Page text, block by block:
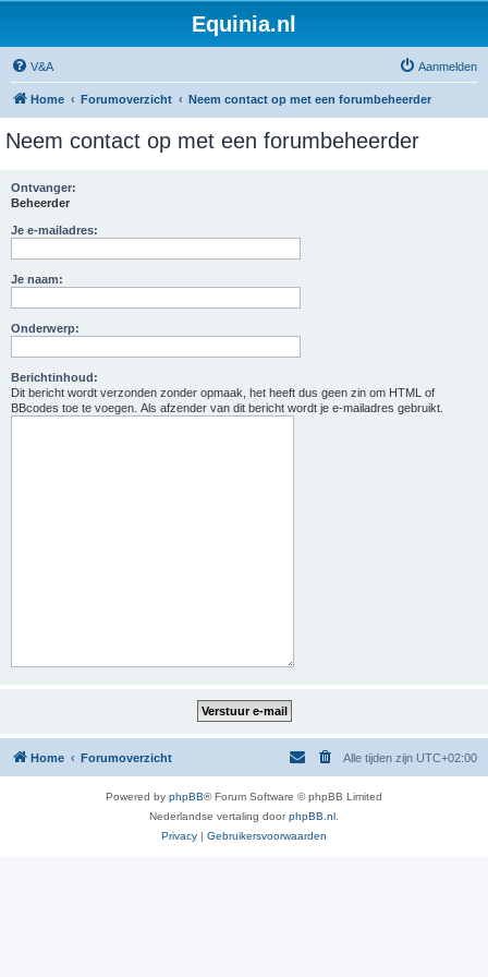
Equinia.nl
V&A Aanmelden
Home Forumoverzicht Neem contact op met een forumbeheerder
Neem contact op met een forumbeheerder
Ontvanger:
Beheerder
Je e-mailadres:
Je naam:
Onderwerp:
Berichtinhoud:
Dit bericht wordt verzonden zonder opmaak, het heeft dus geen zin om HTML of
BBcodes toe te voegen. Als afzender van dit bericht wordt je e-mailadres gebruikt.
Home Forumoverzicht Alle tijden zijn UTC+02:00
Powered by phpBB® Forum Software © phpBB Limited
Nederlandse vertaling doorphpBB.nl
Privacy | Gebruikersvoorwaarden